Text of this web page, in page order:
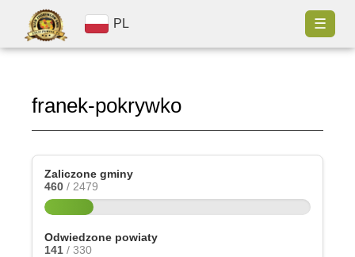
PL ☰
franek-pokrywko
Zaliczone gminy
460 / 2479
Odwiedzone powiaty
141 / 330